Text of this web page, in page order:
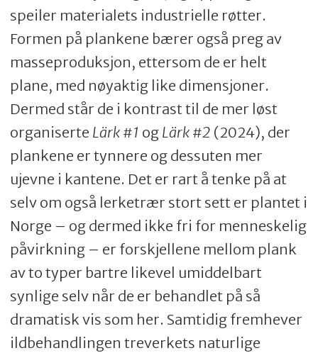
speiler materialets industrielle røtter.
Formen på plankene bærer også preg av
masseproduksjon, ettersom de er helt
plane, med nøyaktig like dimensjoner.
Dermed står de i kontrast til de mer løst
organiserte Lärk #1 og Lärk #2 (2024), der
plankene er tynnere og dessuten mer
ujevne i kantene. Det er rart å tenke på at
selv om også lerketrær stort sett er plantet i
Norge – og dermed ikke fri for menneskelig
påvirkning – er forskjellene mellom plank
av to typer bartre likevel umiddelbart
synlige selv når de er behandlet på så
dramatisk vis som her. Samtidig fremhever
ildbehandlingen treverkets naturlige